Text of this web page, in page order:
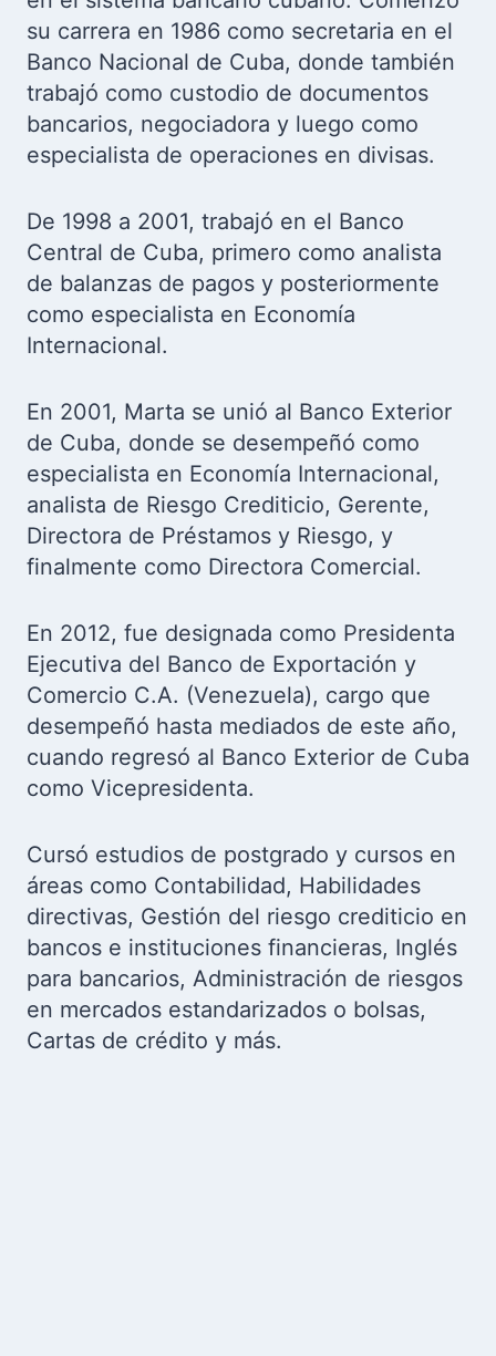
su carrera en 1986 como secretaria en el
Banco Nacional de Cuba, donde también
trabajó como custodio de documentos
bancarios, negociadora y luego como
especialista de operaciones en divisas.
De 1998 a 2001, trabajó en el Banco
Central de Cuba, primero como analista
de balanzas de pagos y posteriormente
como especialista en Economía
Internacional.
En 2001, Marta se unió al Banco Exterior
de Cuba, donde se desempeñó como
especialista en Economía Internacional,
analista de Riesgo Crediticio, Gerente,
Directora de Préstamos y Riesgo, y
finalmente como Directora Comercial.
En 2012, fue designada como Presidenta
Ejecutiva del Banco de Exportación y
Comercio C.A. (Venezuela), cargo que
desempeñó hasta mediados de este año,
cuando regresó al Banco Exterior de Cuba
como Vicepresidenta.
Cursó estudios de postgrado y cursos en
áreas como Contabilidad, Habilidades
directivas, Gestión del riesgo crediticio en
bancos e instituciones financieras, Inglés
para bancarios, Administración de riesgos
en mercados estandarizados o bolsas,
Cartas de crédito y más.